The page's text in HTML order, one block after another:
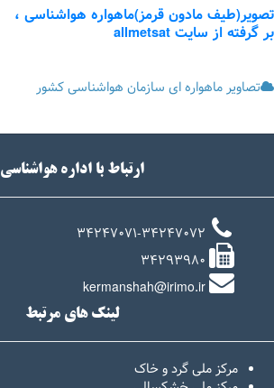
تصویر(طیف مادون قرمز)ماهواره هواشناسی ،
بر گرفته از سایت allmetsat
تصاویر ماهواره ای سازمان هواشناسی کشور
ارتباط با اداره هواشناسی
34247071-34247072
34293980
kermanshah@irimo.ir
لینک های مرتبط
مرکز ملی گرد و خاک